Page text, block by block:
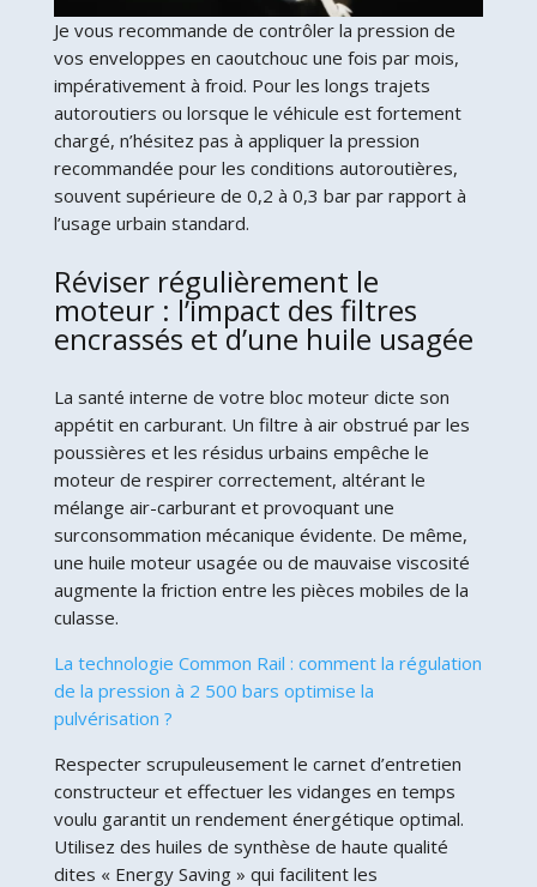
Je vous recommande de contrôler la pression de
vos enveloppes en caoutchouc une fois par mois,
impérativement à froid. Pour les longs trajets
autoroutiers ou lorsque le véhicule est fortement
chargé, n’hésitez pas à appliquer la pression
recommandée pour les conditions autoroutières,
souvent supérieure de 0,2 à 0,3 bar par rapport à
l’usage urbain standard.
Réviser régulièrement le
moteur : l’impact des filtres
encrassés et d’une huile usagée
La santé interne de votre bloc moteur dicte son
appétit en carburant. Un filtre à air obstrué par les
poussières et les résidus urbains empêche le
moteur de respirer correctement, altérant le
mélange air-carburant et provoquant une
surconsommation mécanique évidente. De même,
une huile moteur usagée ou de mauvaise viscosité
augmente la friction entre les pièces mobiles de la
culasse.
La technologie Common Rail : comment la régulation
de la pression à 2 500 bars optimise la
pulvérisation ?
Respecter scrupuleusement le carnet d’entretien
constructeur et effectuer les vidanges en temps
voulu garantit un rendement énergétique optimal.
Utilisez des huiles de synthèse de haute qualité
dites « Energy Saving » qui facilitent les